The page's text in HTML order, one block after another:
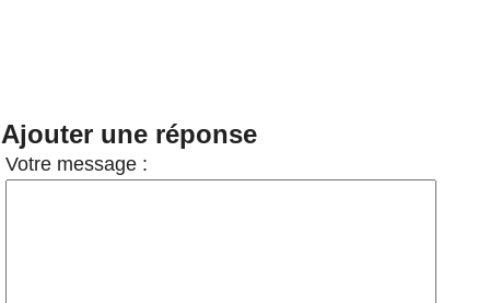
Ajouter une réponse
Votre message :